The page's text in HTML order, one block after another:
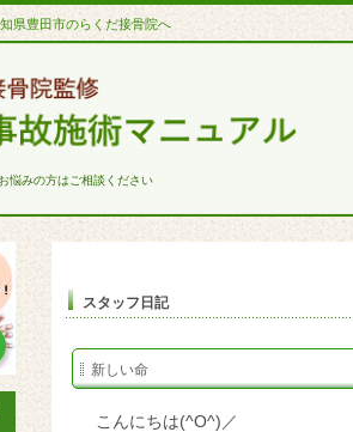
県豊田市のらくだ接骨院へ
悩みの方はご相談ください
スタッフ日記
新しい命
こんにちは(^O^)／